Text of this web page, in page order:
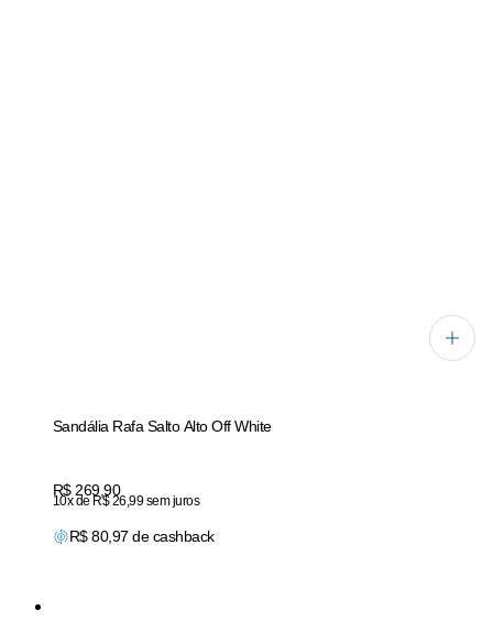
Sandália Rafa Salto Alto Off White
Price:
R$ 269,90
10x de R$ 26,99 sem juros
R$80,97 de cashback